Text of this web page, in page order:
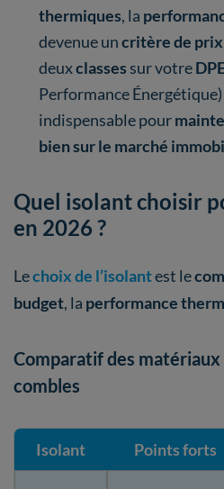
thermiques, la
devenue uncritère de
deuxclasses sur votre
Performance
indispensable pour
bien sur le marché
Quel isolant choisir
en 2026 ?
Lechoix de l’isolantest le
budget, la performance
Comparatif des
combles
Isolant Points forts